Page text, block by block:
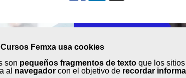
Cursos Femxa usa cookies
son pequeños fragmentos de textoque los
al navegadorcon el objetivo de recordar